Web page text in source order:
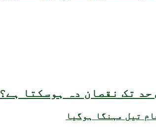
تک نقصان دہ ہوسکتا ہے؟
تیل مہنگا ہوگیا